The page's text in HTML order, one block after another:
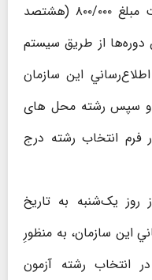
غيرانتفاعي، باید نسبت به پرداخت مبلغ ۸۰۰/۰۰۰ (هشتصد
دوره‌ها از طريق سيستم
اين سازمان
و سپس رشته محل های
فرم انتخاب رشته درج
روز ‌يک‌شنبه به تاریخ
اين سازمان، به منظورِ
انتخاب رشته آزمون